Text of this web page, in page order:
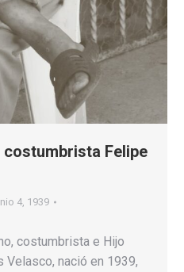
Felipe
4, 1939
costumbrista e Hijo
nació en 1939,